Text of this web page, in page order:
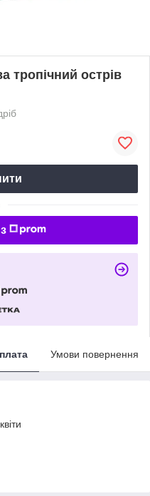
тропічний острів
Умови повернення